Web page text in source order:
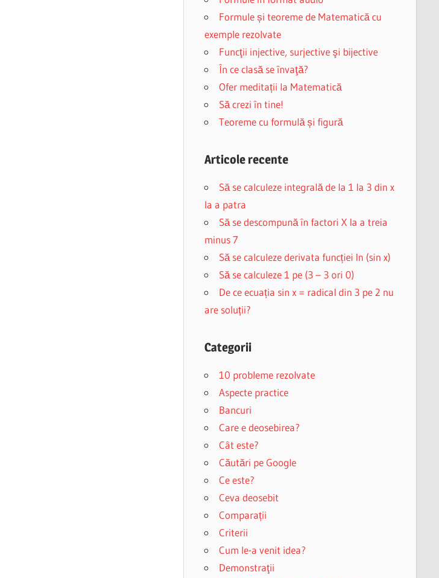
Formule și teoreme de Matematică cu
exemple rezolvate
Funcţii injective, surjective şi bijective
În ce clasă se învaţă?
Ofer meditații la Matematică
Să crezi în tine!
Teoreme cu formulă și figură
Articole recente
Să se calculeze integrală de la 1 la 3 din x
la a patra
Să se descompună în factori X la a treia
minus 7
Să se calculeze derivata funcției ln (sin x)
Să se calculeze 1 pe (3 – 3 ori 0)
De ce ecuația sin x = radical din 3 pe 2 nu
are soluții?
Categorii
10 probleme rezolvate
Aspecte practice
Bancuri
Care e deosebirea?
Cât este?
Căutări pe Google
Ce este?
Ceva deosebit
Comparații
Criterii
Cum le-a venit idea?
Demonstraţii